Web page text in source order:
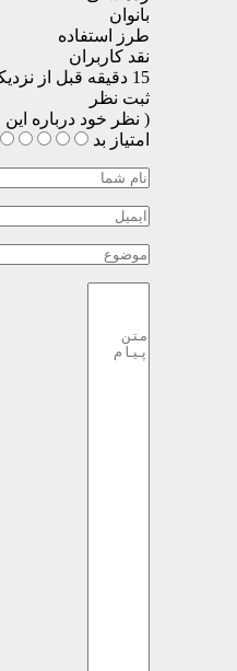
بانوان
طرز استفاده
نقد کاربران
15 دقیقه قبل از نزدیکی ناحیه واژن را به مقدار زیادی از ژل آغشته نمایید.
ثبت نظر
( نظر خود درباره
امتیاز بد